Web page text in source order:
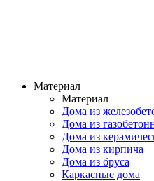
Материал
Материал
Дома из
Дома из
Дома из
Дома из кирпича
Дома из бруса
Каркасные дома